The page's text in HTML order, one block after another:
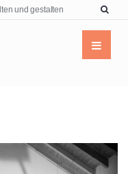
und gestalten